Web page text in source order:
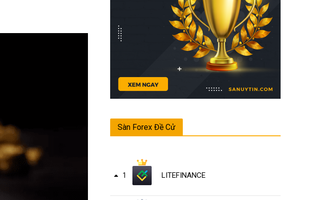
Sàn Forex Đề Cử
1 LITEFINANCE